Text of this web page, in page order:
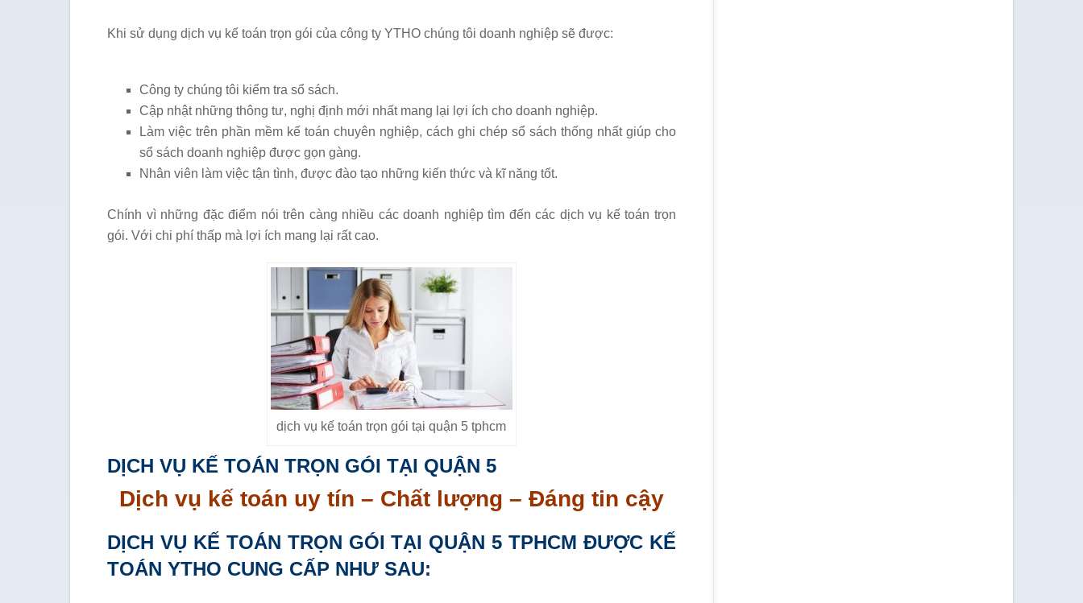
Khi sử dụng dịch vụ kế toán trọn gói của công ty YTHO chúng tôi doanh nghiệp sẽ được:
Công ty chúng tôi kiểm tra sổ sách.
Cập nhật những thông tư, nghị định mới nhất mang lại lợi ích cho doanh nghiệp.
Làm việc trên phần mềm kế toán chuyên nghiệp, cách ghi chép sổ sách thống nhất giúp cho
sổ sách doanh nghiệp được gọn gàng.
Nhân viên làm việc tận tình, được đào tạo những kiến thức và kĩ năng tốt.
Chính vì những đặc điểm nói trên càng nhiều các doanh nghiệp tìm đến các dịch vụ kế toán trọn
gói. Với chi phí thấp mà lợi ích mang lại rất cao.
dịch vụ kế toán trọn gói tại quận 5 tphcm
DỊCH VỤ KẾ TOÁN TRỌN GÓI TẠI QUẬN 5
Dịch vụ kế toán uy tín – Chất lượng – Đáng tin cậy
DỊCH VỤ KẾ TOÁN TRỌN GÓI TẠI QUẬN 5 TPHCM ĐƯỢC KẾ
TOÁN YTHO CUNG CẤP NHƯ SAU: